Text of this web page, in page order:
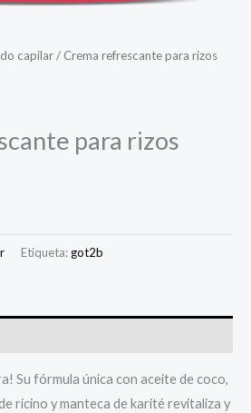
capilar/ Crema refrescante para rizos
para rizos
Etiqueta: got2b
Su fórmula única con aceite de coco,
ricino y manteca de karité revitaliza y